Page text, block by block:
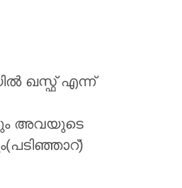
ഖസ്ഫ് എന്ന്
അവയുടെ